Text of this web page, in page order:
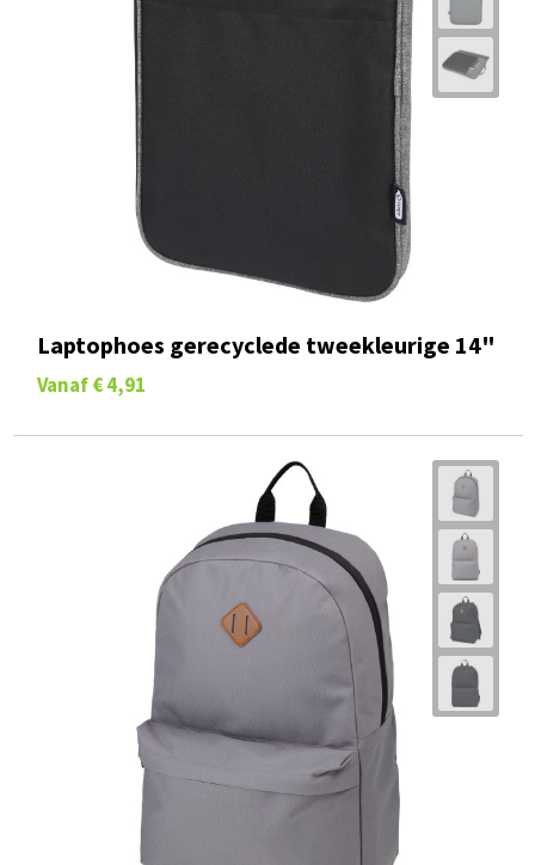
Laptophoes gerecyclede tweekleurige 14"
Vanaf € 4,91